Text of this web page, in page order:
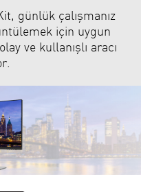
günlük çalışmanız
için uygun
ve kullanışlı aracı